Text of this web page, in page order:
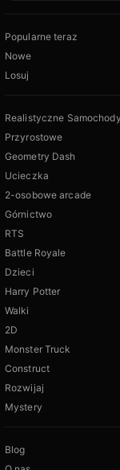
Popularne teraz
Nowe
Losuj
Realistyczne Samochody
Przyrostowe
Geometry Dash
Ucieczka
2-osobowe arcade
Górnictwo
RTS
Battle Royale
Dzieci
Harry Potter
Walki
2D
Monster Truck
Construct
Rozwijaj
Mystery
Blog